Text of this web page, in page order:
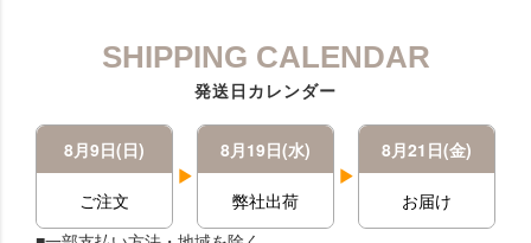
SHIPPING CALENDAR
発送日カレンダー